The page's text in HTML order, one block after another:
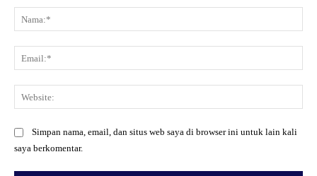
Simpan nama, email, dan situs web saya di browser ini untuk lain kali
saya berkomentar.